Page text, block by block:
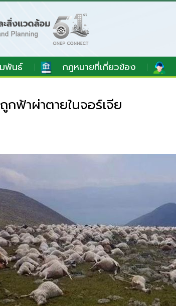
พันธ์ กฎหมายที่เกี่ยวข้อง
ฟ้าผ่าตายในจอร์เจีย